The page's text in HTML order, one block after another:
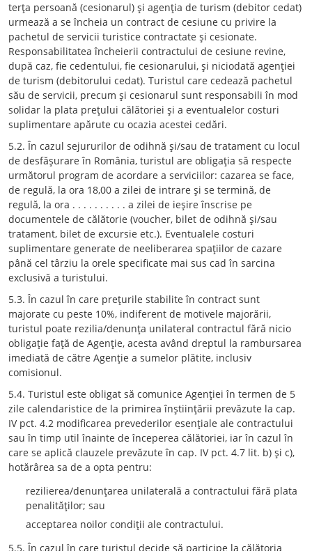
terţa persoană (cesionarul) şi agenţia de turism (debitor cedat)
urmează a se încheia un contract de cesiune cu privire la
pachetul de servicii turistice contractate şi cesionate.
Responsabilitatea încheierii contractului de cesiune revine,
după caz, fie cedentului, fie cesionarului, şi niciodată agenţiei
de turism (debitorului cedat). Turistul care cedează pachetul
său de servicii, precum şi cesionarul sunt responsabili în mod
solidar la plata preţului călătoriei şi a eventualelor costuri
suplimentare apărute cu ocazia acestei cedări.
5.2. În cazul sejururilor de odihnă şi/sau de tratament cu locul
de desfăşurare în România, turistul are obligaţia să respecte
următorul program de acordare a serviciilor: cazarea se face,
de regulă, la ora 18,00 a zilei de intrare şi se termină, de
regulă, la ora . . . . . . . . . . a zilei de ieşire înscrise pe
documentele de călătorie (voucher, bilet de odihnă şi/sau
tratament, bilet de excursie etc.). Eventualele costuri
suplimentare generate de neeliberarea spaţiilor de cazare
până cel târziu la orele specificate mai sus cad în sarcina
exclusivă a turistului.
5.3. În cazul în care preţurile stabilite în contract sunt
majorate cu peste 10%, indiferent de motivele majorării,
turistul poate rezilia/denunţa unilateral contractul fără nicio
obligaţie faţă de Agenţie, acesta având dreptul la rambursarea
imediată de către Agenţie a sumelor plătite, inclusiv
comisionul.
5.4. Turistul este obligat să comunice Agenţiei în termen de 5
zile calendaristice de la primirea înştiinţării prevăzute la cap.
IV pct. 4.2 modificarea prevederilor esenţiale ale contractului
sau în timp util înainte de începerea călătoriei, iar în cazul în
care se aplică clauzele prevăzute în cap. IV pct. 4.7 lit. b) şi c),
hotărârea sa de a opta pentru:
rezilierea/denunţarea unilaterală a contractului fără plata
penalităţilor; sau
acceptarea noilor condiţii ale contractului.
5.5. În cazul în care turistul decide să participe la călătoria